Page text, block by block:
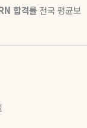
합격률 전국 평균보